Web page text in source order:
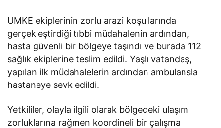
UMKE ekiplerinin zorlu arazi koşullarında
gerçekleştirdiği tıbbi müdahalenin ardından,
hasta güvenli bir bölgeye taşındı ve burada 112
sağlık ekiplerine teslim edildi. Yaşlı vatandaş,
yapılan ilk müdahalelerin ardından ambulansla
hastaneye sevk edildi.
Yetkililer, olayla ilgili olarak bölgedeki ulaşım
zorluklarına rağmen koordineli bir çalışma